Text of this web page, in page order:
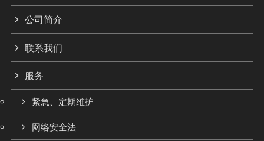
公司简介
联系我们
服务
紧急、定期维护
网络安全法